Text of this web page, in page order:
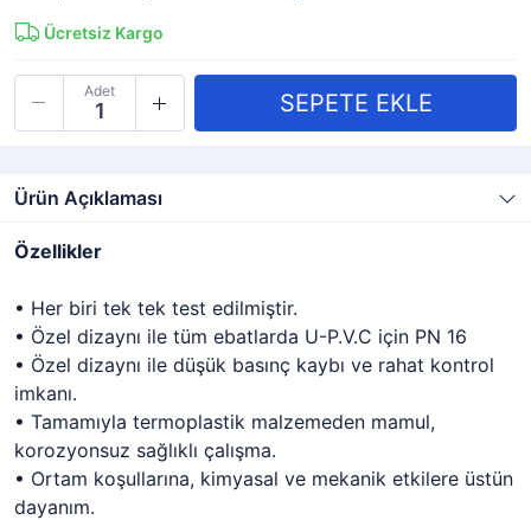
Ücretsiz Kargo
Adet
Ürün Açıklaması
Özellikler
• Her biri tek tek test edilmiştir.
• Özel dizaynı ile tüm ebatlarda U-P.V.C için PN 16
• Özel dizaynı ile düşük basınç kaybı ve rahat kontrol
imkanı.
• Tamamıyla termoplastik malzemeden mamul,
korozyonsuz sağlıklı çalışma.
• Ortam koşullarına, kimyasal ve mekanik etkilere üstün
dayanım.